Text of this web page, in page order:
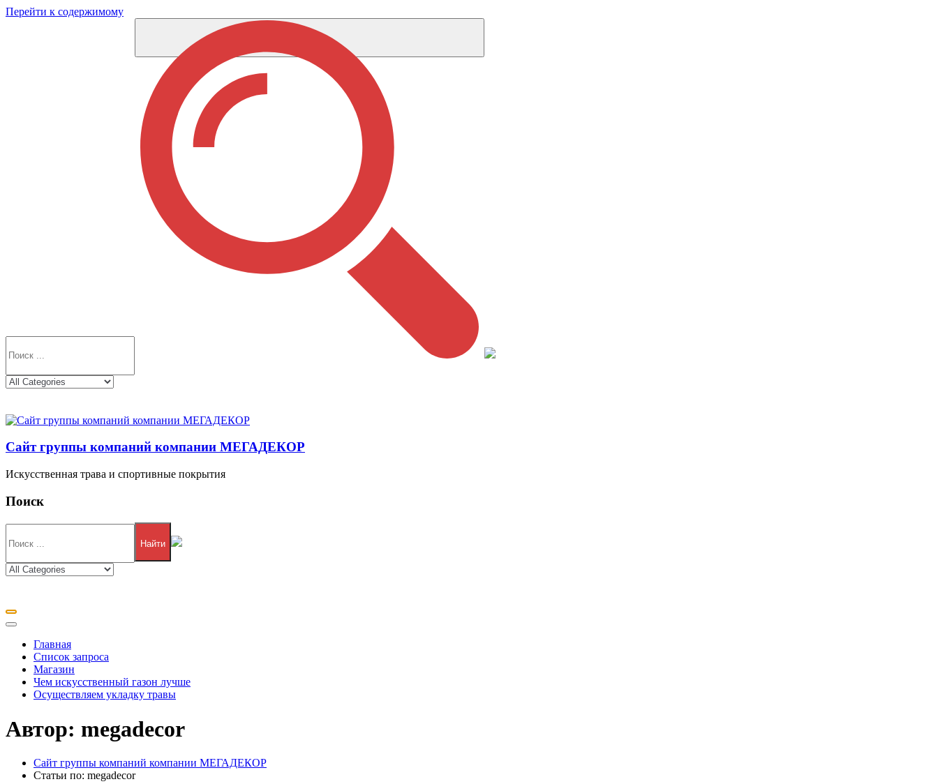
Перейти к содержимому
Сайт группы компаний компании МЕГАДЕКОР
Искусственная трава и спортивные покрытия
Поиск
Найти
Главная
Список запроса
Магазин
Чем искусственный газон лучше
Осуществляем укладку травы
Автор: megadecor
Сайт группы компаний компании МЕГАДЕКОР
Статьи по: megadecor